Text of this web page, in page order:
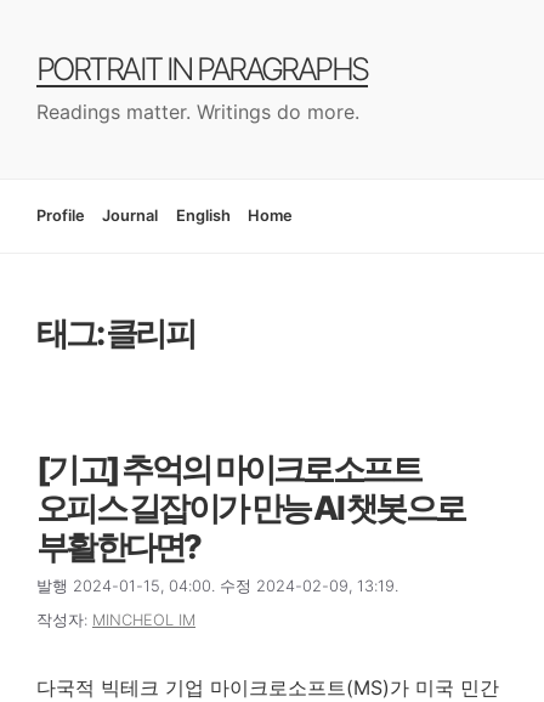
PORTRAIT IN PARAGRAPHS
Readings matter. Writings do more.
Profile Journal English Home
태그: 클리피
[기고] 추억의 마이크로소프트
오피스 길잡이가 만능 AI 챗봇으로
부활한다면?
발행 2024-01-15, 04:00. 수정 2024-02-09, 13:19.
작성자: MINCHEOL IM
다국적 빅테크 기업 마이크로소프트(MS)가 미국 민간